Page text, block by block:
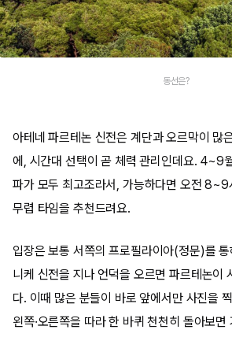
동선은?
아테네 파르테논 신전은 계단과 오르막이 많
에, 시간대 선택이 곧 체력 관리인데요. 4~9
파가 모두 최고조라서, 가능하다면 오전 8~9
무렵 타임을 추천드려요.
입장은 보통 서쪽의 프로필라이아(정문)를
니케 신전을 지나 언덕을 오르면 파르테논이
다. 이때 많은 분들이 바로 앞에서만 사진을
왼쪽·오른쪽을 따라 한 바퀴 천천히 돌아보